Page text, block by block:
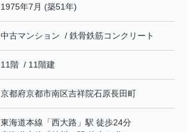
1975年7月 (築51年)
中古マンション / 鉄骨鉄筋コンクリート
11階 / 11階建
京都府京都市南区吉祥院石原長田町
東海道本線 「西大路 」駅 徒歩24分